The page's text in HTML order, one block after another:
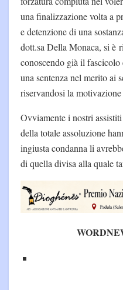
una finalizzazione volta a
e detenzione di una
dott.sa Della Monaca, si è
conoscendo già il
una sentenza nel merito ai
riservandosi la
Ovviamente i nostri
della totale assoluzione
ingiusta condanna li
di quella divisa alla quale